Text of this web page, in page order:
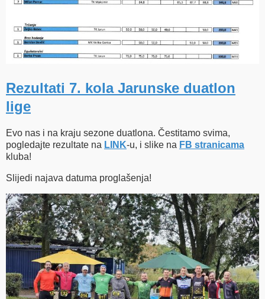
Rezultati 7. kola Jarunske duatlon
lige
Evo nas i na kraju sezone duatlona. Čestitamo svima,
pogledajte rezultate na LINK-u, i slike na FB stranicama
kluba!
Slijedi najava datuma proglašenja!